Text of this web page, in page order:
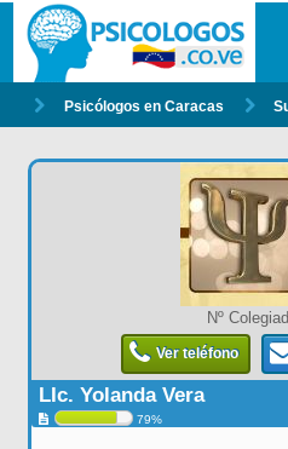
Psicólogos en Caracas
Nº
Ver teléfono
LIc. Yolanda Vera
79%